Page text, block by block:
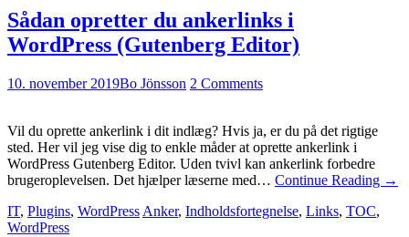
Sådan opretter du ankerlinks i
WordPress (Gutenberg Editor)
10. november 2019Bo Jönsson 2 Comments
Vil du oprette ankerlink i dit indlæg? Hvis ja, er du på det rigtige
sted. Her vil jeg vise dig to enkle måder at oprette ankerlink i
WordPress Gutenberg Editor. Uden tvivl kan ankerlink forbedre
brugeroplevelsen. Det hjælper læserne med… Continue Reading →
IT, Plugins, WordPress Anker, Indholdsfortegnelse, Links, TOC,
WordPress